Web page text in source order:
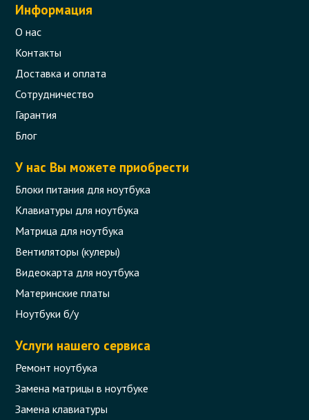
Корпус (нижняя часть, COVER LOWER)
Код товара - 10409
645 грн.
Есть в наличии
Информация
О нас
Контакты
Доставка и оплата
Сотрудничество
Гарантия
Блог
У нас Вы можете приобрести
Блоки питания для ноутбука
Клавиатуры для ноутбука
Матрица для ноутбука
Вентиляторы (кулеры)
Видеокарта для ноутбука
Материнские платы
Ноутбуки б/у
Услуги нашего сервиса
Ремонт ноутбука
Замена матрицы в ноутбуке
Замена клавиатуры